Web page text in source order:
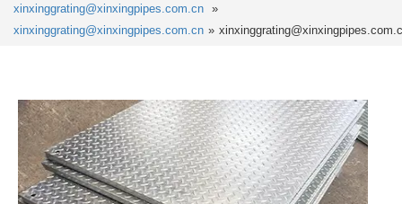
xinxinggrating@xinxingpipes.com.cn »
xinxinggrating@xinxingpipes.com.cn »